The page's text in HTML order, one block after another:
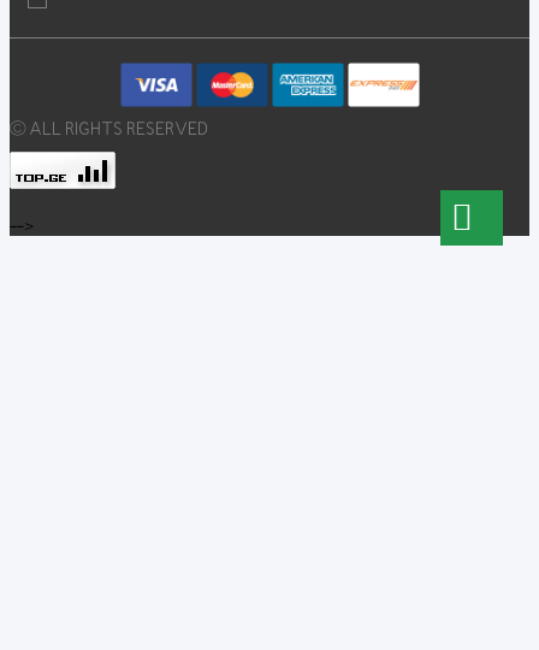
© ALL RIGHTS RESERVED
-->